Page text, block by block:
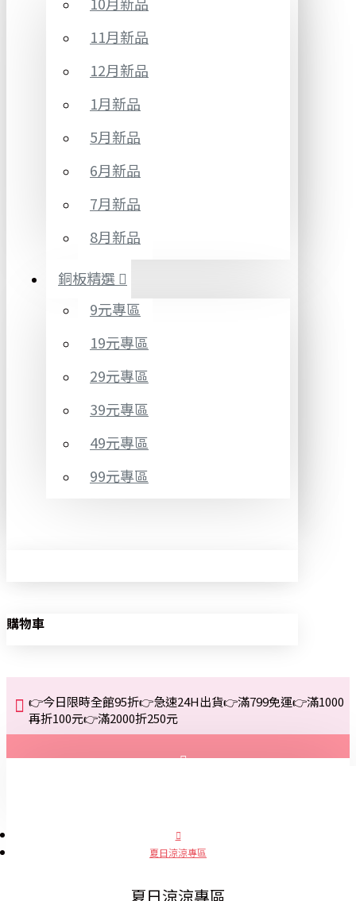
11月新品
12月新品
1月新品
5月新品
6月新品
7月新品
8月新品
銅板精選
9元專區
19元專區
29元專區
39元專區
49元專區
99元專區
購物車
👉今日限時全館95折👉急速24H出貨👉滿799免運👉滿1000
再折100元👉滿2000折250元
夏日涼涼專區
夏日涼涼專區